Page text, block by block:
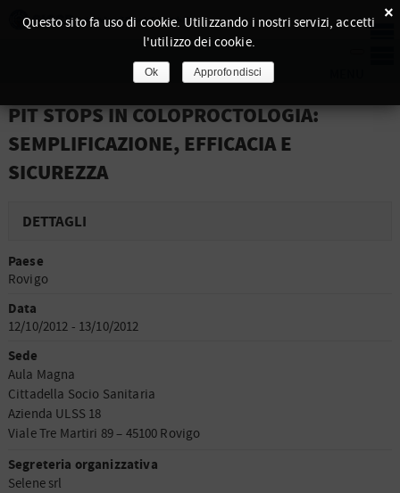
PIT STOPS IN COLOPROCTOLOGIA:
SEMPLIFICAZIONE, EFFICACIA E
SICUREZZA
DETTAGLI
Paese
Rovigo
Data
12/10/2012 - 13/10/2012
Sede
Aula Magna
Cittadella Socio Sanitaria
Azienda ULSS 18
Viale Tre Martiri 89 – 45100 Rovigo
Segreteria organizzativa
Selene srl
×
Questo sito fa uso di cookie. Utilizzando i nostri servizi, accetti
l'utilizzo dei cookie.
Ok Approfondisci